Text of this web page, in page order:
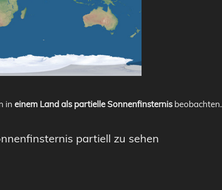
in einem Land als partielle Sonnenfinsternisbeobachten.
partiell zu sehen